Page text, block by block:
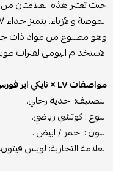
حيث تعتبر هذه العلامتان من
وهو مصنوع من مواد ذات
الاستخدام اليومي لفترات
مواصفات LV × نايكي اير فورس:
التصنيف: احذية رجالي.
النوع : كوتشي رياضي.
اللون : احمر / ابيض .
العلامة التجارية: لويس فيتون.